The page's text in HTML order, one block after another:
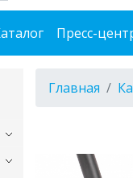
Пресс-
Главная